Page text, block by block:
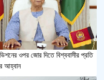
ওপর জোর দিতে বিশ্ববাসীর প্রতি
আহ্বান